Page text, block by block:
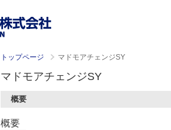
トップページ マドモアチェンジSY
マドモアチェンジSY
概要
概要